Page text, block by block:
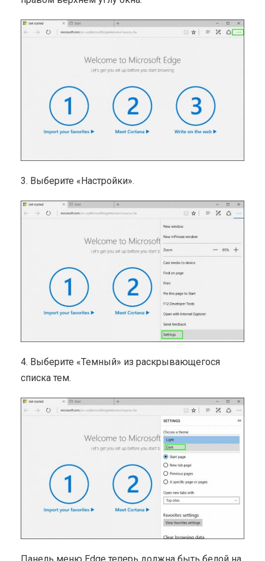
3. Выберите «Настройки».
4. Выберите «Темный» из раскрывающегося
списка тем.